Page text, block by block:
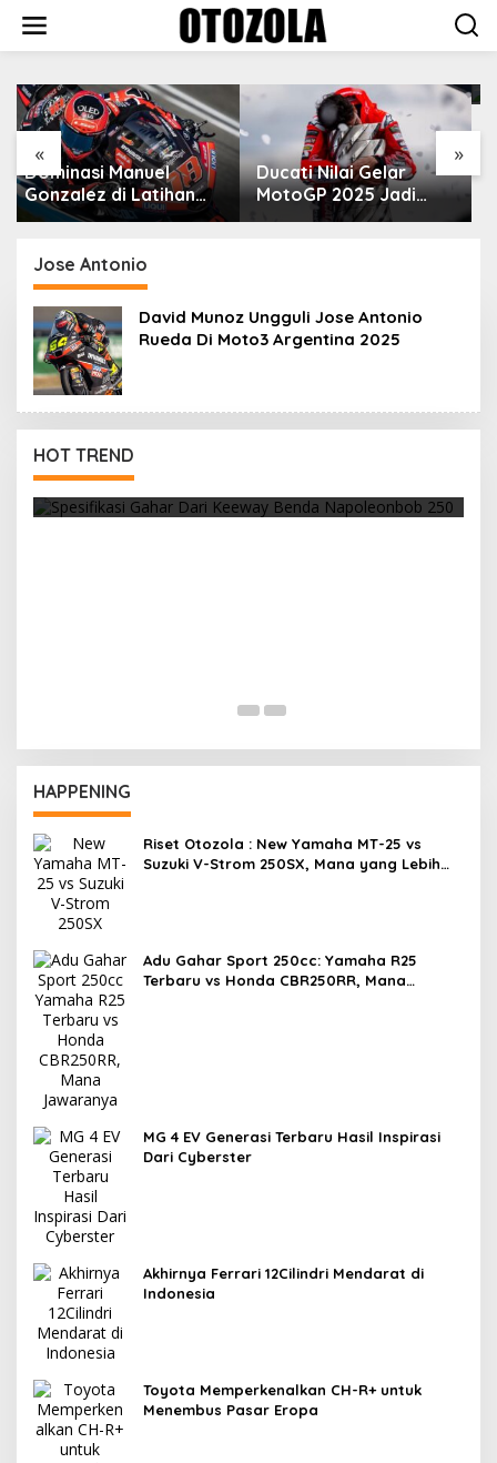
content
« »
Ducati Nilai Gelar
MotoGP 2025 Jadi
Cara Marc Marquez
VinFast Perkenalkan
dengan Fitur Anti
Peluru
Jose Antonio
David Munoz Ungguli Jose Antonio
Rueda Di Moto3 Argentina 2025
HOT TREND
HAPPENING
Riset Otozola : New Yamaha MT-25 vs
Suzuki V-Strom 250SX, Mana yang Lebih
Adu Gahar Sport 250cc: Yamaha R25
Terbaru vs Honda CBR250RR, Mana
MG 4 EV Generasi Terbaru Hasil Inspirasi
Dari Cyberster
Akhirnya Ferrari 12Cilindri Mendarat di
Indonesia
Toyota Memperkenalkan CH-R+ untuk
Menembus Pasar Eropa